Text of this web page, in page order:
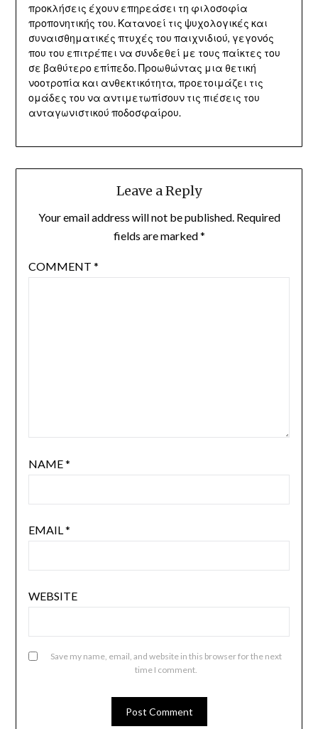
προκλήσεις έχουν επηρεάσει τη φιλοσοφία
προπονητικής του. Κατανοεί τις ψυχολογικές και
συναισθηματικές πτυχές του παιχνιδιού, γεγονός
που του επιτρέπει να συνδεθεί με τους παίκτες του
σε βαθύτερο επίπεδο. Προωθώντας μια θετική
νοοτροπία και ανθεκτικότητα, προετοιμάζει τις
ομάδες του να αντιμετωπίσουν τις πιέσεις του
ανταγωνιστικού ποδοσφαίρου.
Leave a Reply
Your email address will not be published. Required
fields are marked*
COMMENT *
NAME*
EMAIL*
WEBSITE
Save my name, email, and website in this browser for the next
time I comment.